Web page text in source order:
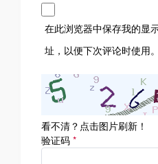
在此浏览器中保存我的显
址，以便下次评论时使用。
看不清？点击图片刷新！
验证码 *